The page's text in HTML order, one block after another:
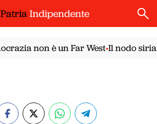
PatriaIndipendente
è un Far West•Il nodo siriano. Il